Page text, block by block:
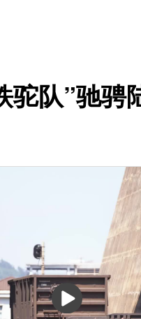
驼队”驰骋
放